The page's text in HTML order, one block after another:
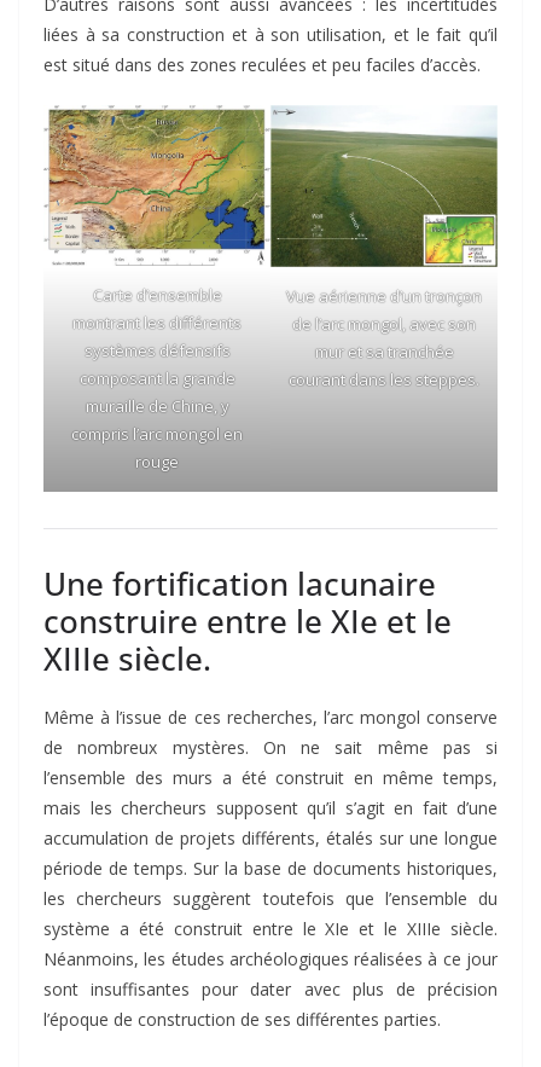
liées à sa construction et à son utilisation, et le fait qu’il
est situé dans des zones reculées et peu faciles d’accès.
Carte d’ensemble
montrant les différents
systèmes défensifs
composant la grande
muraille de Chine, y
compris l’arc mongol en
rouge
Vue aérienne d’un tronçon
de l’arc mongol, avec son
mur et sa tranchée
courant dans les steppes.
Une fortification lacunaire
construire entre le XIe et le
XIIIe siècle.
Même à l’issue de ces recherches, l’arc mongol conserve
de nombreux mystères. On ne sait même pas si
l’ensemble des murs a été construit en même temps,
mais les chercheurs supposent qu’il s’agit en fait d’une
accumulation de projets différents, étalés sur une longue
période de temps. Sur la base de documents historiques,
les chercheurs suggèrent toutefois que l’ensemble du
système a été construit entre le XIe et le XIIIe siècle.
Néanmoins, les études archéologiques réalisées à ce jour
sont insuffisantes pour dater avec plus de précision
l’époque de construction de ses différentes parties.